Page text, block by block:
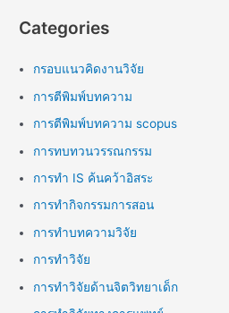
Categories
กรอบแนวคิดงานวิจัย
การตีพิมพ์บทความ
การตีพิมพ์บทความ scopus
การทบทวนวรรณกรรม
การทำ IS ค้นคว้าอิสระ
การทำกิจกรรมการสอน
การทำบทความวิจัย
การทำวิจัย
การทำวิจัยด้านจิตวิทยาเด็ก